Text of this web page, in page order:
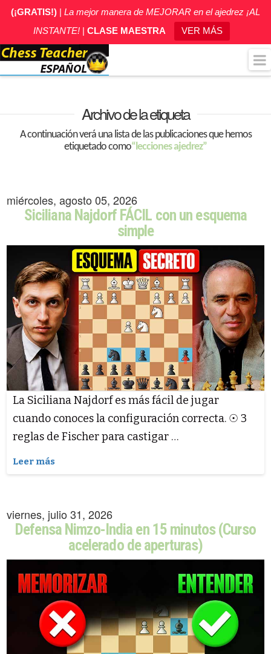
(¡GRATIS!) | La mejor manera de MEJORAR en el ajedrez ¡AL
INSTANTE!| CLASE MAESTRA VER MÁS
Archivo de la etiqueta
A continuación verá una lista de las publicaciones que hemos
etiquetado como“lecciones ajedrez”
miércoles, agosto 05, 2026
Siciliana Najdorf FÁCIL con un esquema
simple
La Siciliana Najdorf es más fácil de jugar
cuando conoces la configuración correcta. ☉ 3
reglas de Fischer para castigar …
Leer más
viernes, julio 31, 2026
Defensa Nimzo-India en 15 minutos (Curso
acelerado de aperturas)